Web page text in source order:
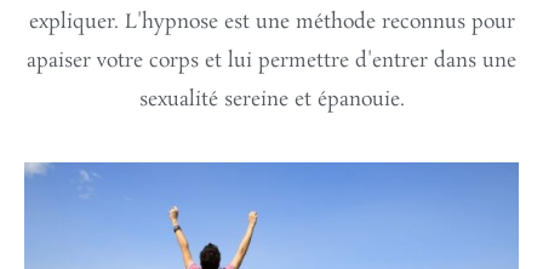
expliquer. L'hypnose est une méthode reconnus pour
apaiser votre corps et lui permettre d'entrer dans une
sexualité sereine et épanouie.